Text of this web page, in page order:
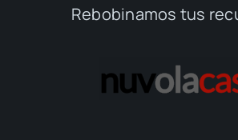
Rebobinamos tus